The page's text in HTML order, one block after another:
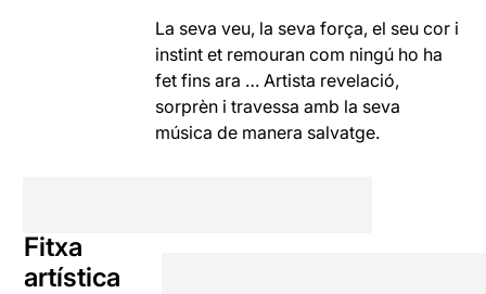
La seva veu, la seva força, el seu cor i
instint et remouran com ningú ho ha
fet fins ara … Artista revelació,
sorprèn i travessa amb la seva
música de manera salvatge.
Fitxa
artística